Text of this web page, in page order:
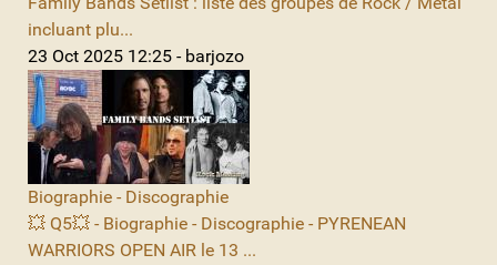
incluant plu...
23 Oct 2025 12:25 - barjozo
Biographie - Discographie
💥 Q5💥 - Biographie - Discographie - PYRENEAN
WARRIORS OPEN AIR le 13 ...